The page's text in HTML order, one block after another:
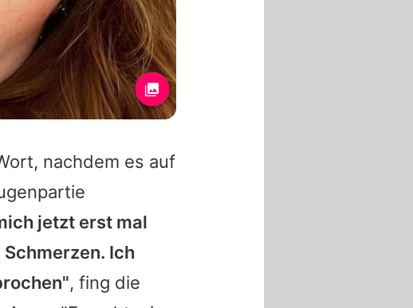
nachdem es auf
jetzt erst mal
Ich
, fing die